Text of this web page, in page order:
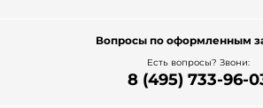
Вопросы по оформленным
Есть вопросы? Звони:
8 (495) 733-96-